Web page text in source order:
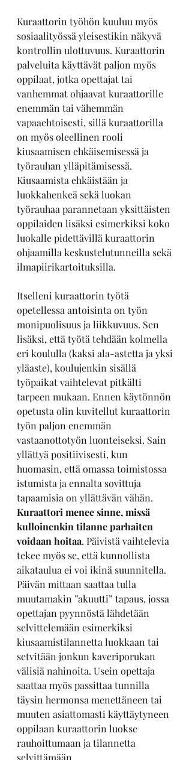
Kuraattorin työhön kuuluu myös
sosiaalityössä yleisestikin näkyvä
kontrollin ulottuvuus. Kuraattorin
palveluita käyttävät paljon myös
oppilaat, jotka opettajat tai
vanhemmat ohjaavat kuraattorille
enemmän tai vähemmän
vapaaehtoisesti, sillä kuraattorilla
on myös oleellinen rooli
kiusaamisen ehkäisemisessä ja
työrauhan ylläpitämisessä.
Kiusaamista ehkäistään ja
luokkahenkeä sekä luokan
työrauhaa parannetaan yksittäisten
oppilaiden lisäksi esimerkiksi koko
luokalle pidettävillä kuraattorin
ohjaamilla keskustelutunneilla sekä
ilmapiirikartoituksilla.
Itselleni kuraattorin työtä
opetellessa antoisinta on työn
monipuolisuus ja liikkuvuus. Sen
lisäksi, että työtä tehdään kolmella
eri koululla (kaksi ala-astetta ja yksi
yläaste), koulujenkin sisällä
työpaikat vaihtelevat pitkälti
tarpeen mukaan. Ennen käytönnön
opetusta olin kuvitellut kuraattorin
työn paljon enemmän
vastaanottotyön luonteiseksi. Sain
yllättyä positiivisesti, kun
huomasin, että omassa toimistossa
istumista ja ennalta sovittuja
tapaamisia on yllättävän vähän.
Kuraattori menee sinne, missä
kulloinenkin tilanne parhaiten
voidaan hoitaa. Päivistä vaihtelevia
tekee myös se, että kunnollista
aikataulua ei voi ikinä suunnitella.
Päivän mittaan saattaa tulla
muutamakin ”akuutti” tapaus, jossa
opettajan pyynnöstä lähdetään
selvittelemään esimerkiksi
kiusaamistilannetta luokkaan tai
setvitään jonkun kaveriporukan
välisiä nahinoita. Usein opettaja
saattaa myös passittaa tunnilla
täysin hermonsa menettäneen tai
muuten asiattomasti käyttäytyneen
oppilaan kuraattorin luokse
rauhoittumaan ja tilannetta
selvittämään.